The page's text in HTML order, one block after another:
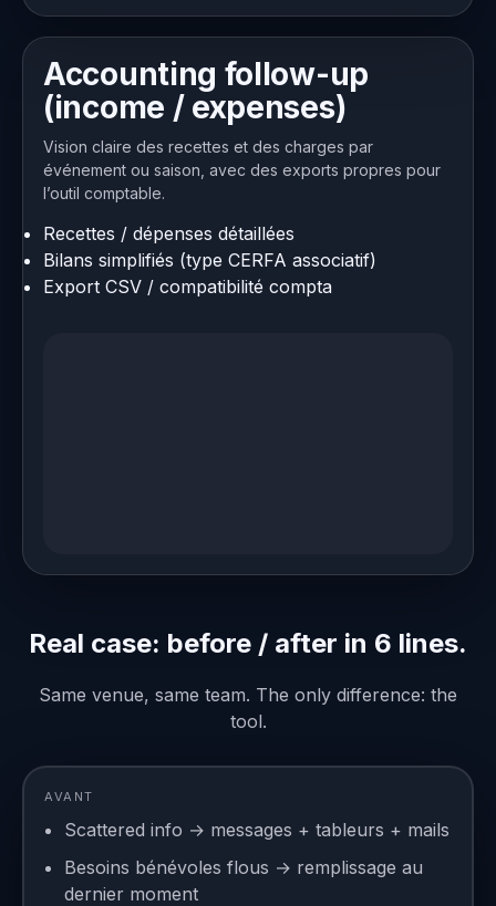
Accounting follow-up
(income / expenses)
Vision claire des recettes et des charges par
événement ou saison, avec des exports propres pour
l’outil comptable.
Recettes / dépenses détaillées
Bilans simplifiés (type CERFA associatif)
Export CSV / compatibilité compta
Real case: before / after in 6 lines.
Same venue, same team. The only difference: the
tool.
AVANT
Scattered info → messages + tableurs + mails
Besoins bénévoles flous → remplissage au
dernier moment